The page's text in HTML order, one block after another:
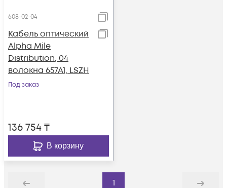
608-02-04
Кабель оптический
Alpha Mile
Distribution, 04
волокна 657A1, LSZH
Под заказ
136 754₸
В корзину
1